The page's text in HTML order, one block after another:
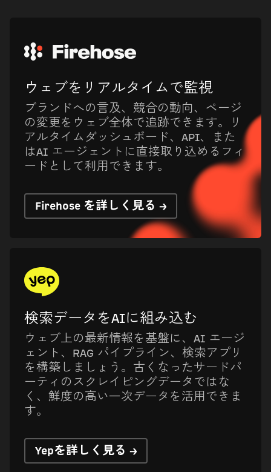
ウェブをリアルタイムで監視
ブランドへの言及、競合の動向、ページ
の変更をウェブ全体で追跡できます。リ
アルタイムダッシュボード、API、また
はAI エージェントに直接取り込めるフィ
ードとして利用できます。
Firehose を詳しく見る →
検索データをAIに組み込む
ウェブ上の最新情報を基盤に、AI エージ
ェント、RAG パイプライン、検索アプリ
を構築しましょう。古くなったサードパ
ーティのスクレイピングデータではな
く、鮮度の高い一次データを活用できま
す。
Yepを詳しく見る →